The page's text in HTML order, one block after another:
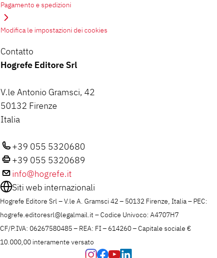
Pagamento e spedizioni
Modifica le impostazioni dei cookies
Contatto
Hogrefe Editore Srl
V.le Antonio Gramsci, 42
50132 Firenze
Italia
+39 055 5320680
+39 055 5320689
info@hogrefe.it
Siti web internazionali
Hogrefe Editore Srl – V.le A. Gramsci 42 – 50132 Firenze, Italia – PEC:
hogrefe.editoresrl@legalmail.it – Codice Univoco: A4707H7
CF/P.IVA: 06267580485 – REA: FI – 614260 – Capitale sociale €
10.000,00 interamente versato